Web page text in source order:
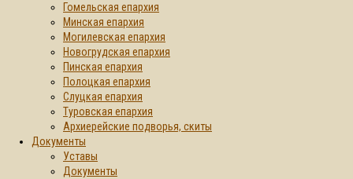
Гомельская епархия
Минская епархия
Могилевская епархия
Новогрудская епархия
Пинская епархия
Полоцкая епархия
Слуцкая епархия
Туровская епархия
Архиерейские подворья, скиты
Документы
Уставы
Документы